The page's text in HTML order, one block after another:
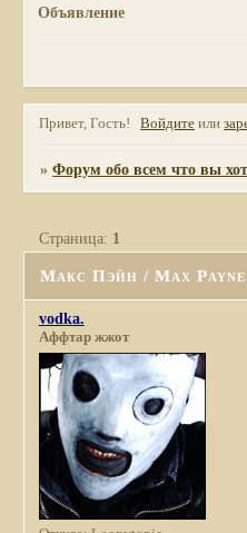
Объявление
Привет, Гость! Войдите или
»Форум обо всем что вы
Макс Пэйн / Max
Страница: 1
vodka.
Аффтар жжот